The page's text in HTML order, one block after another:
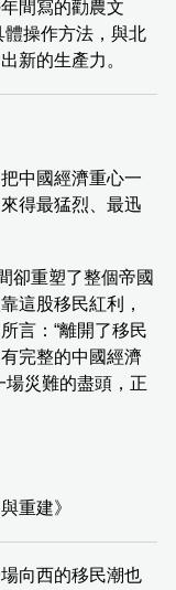
間寫的勸農文
體操作方法，與北
新的生產力。
中國經濟重心一
得最猛烈、最迅
卻重塑了整個帝國
這股移民紅利，
言：“離開了移民
完整的中國經濟
場災難的盡頭，正
重建》
向西的移民潮也